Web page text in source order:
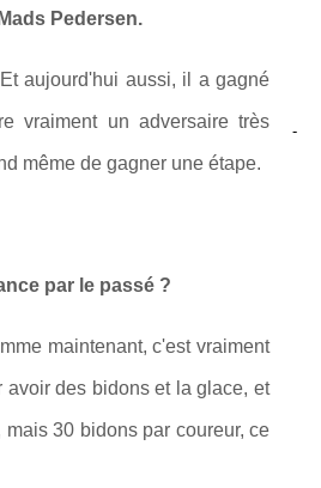
Pedersen.
aujourd'hui aussi, il a gagné
vraiment un adversaire très
même de gagner une étape.
par le passé ?
maintenant, c'est vraiment
avoir des bidons et la glace, et
30 bidons par coureur, ce
-